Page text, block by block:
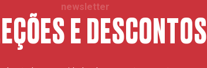
newsletter
E DESCONTOS